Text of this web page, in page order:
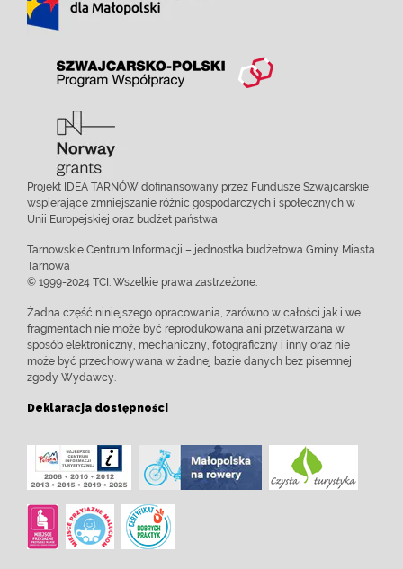
Projekt IDEA TARNÓW dofinansowany przez Fundusze Szwajcarskie
wspierające zmniejszanie różnic gospodarczych i społecznych w
Unii Europejskiej oraz budżet państwa
Tarnowskie Centrum Informacji – jednostka budżetowa Gminy Miasta
Tarnowa
© 1999-2024 TCI. Wszelkie prawa zastrzeżone.
Żadna część niniejszego opracowania, zarówno w całości jak i we
fragmentach nie może być reprodukowana ani przetwarzana w
sposób elektroniczny, mechaniczny, fotograficzny i inny oraz nie
może być przechowywana w żadnej bazie danych bez pisemnej
zgody Wydawcy.
Deklaracja dostępności